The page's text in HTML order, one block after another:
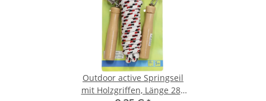
Outdoor active Springseil
mit Holzgriffen, Länge 280